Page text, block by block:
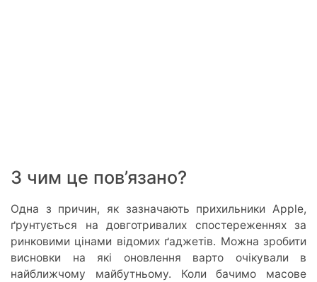
З чим це пов’язано?
Одна з причин, як зазначають прихильники Apple,
ґрунтується на довготривалих спостереженнях за
ринковими цінами відомих ґаджетів. Можна зробити
висновки на які оновлення варто очікували в
найближчому майбутньому. Коли бачимо масове